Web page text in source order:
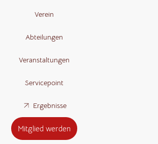
Verein
Abteilungen
Veranstaltungen
Servicepoint
Ergebnisse
Mitglied werden